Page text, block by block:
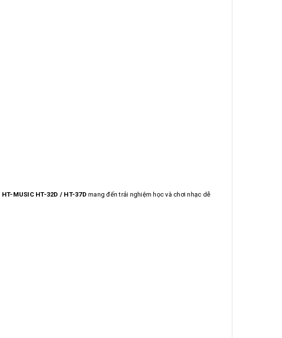
HT-MUSIC HT-32D / HT-37D mang đến trải nghiệm học và chơi nhạc dễ